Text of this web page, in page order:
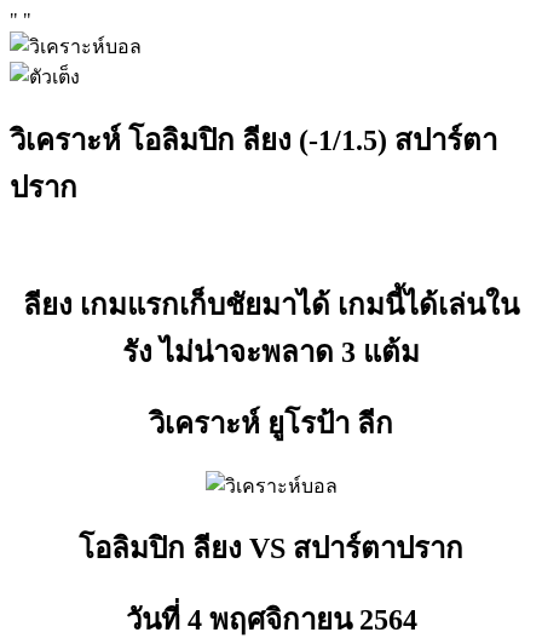
" "
วิเคราะห์ โอลิมปิก ลียง (-1/1.5) สปาร์ตา
ปราก
ลียง เกมแรกเก็บชัยมาได้ เกมนี้ได้เล่นใน
รัง ไม่น่าจะพลาด 3 แต้ม
วิเคราะห์ ยูโรป้า ลีก
โอลิมปิก ลียง VS สปาร์ตาปราก
วันที่ 4 พฤศจิกายน2564